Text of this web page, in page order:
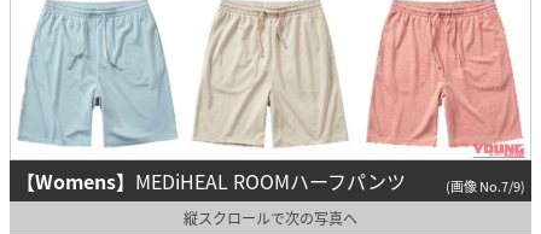
【Womens】 MEDiHEAL ROOMハーフパンツ (画像 No.7/9)
縦スクロールで次の写真へ